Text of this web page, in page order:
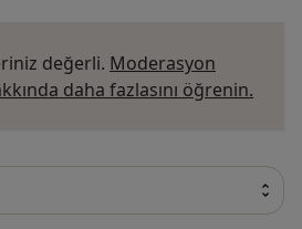
değerli. Moderasyon
daha fazlasını öğrenin.